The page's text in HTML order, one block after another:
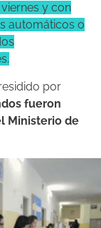
y con
automáticos o
por
fueron
Ministerio de